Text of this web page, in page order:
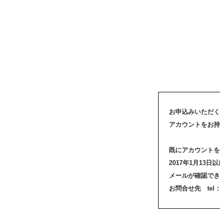
お申込みいただ
アカウントをお
既にアカウント
2017年1月13日
メールが確認で
お問合せ先 tel